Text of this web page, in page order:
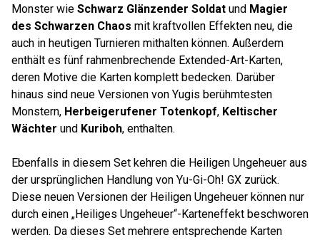
Monster wie Schwarz Glänzender Soldat und Magier
des Schwarzen Chaos mit kraftvollen Effekten neu, die
auch in heutigen Turnieren mithalten können. Außerdem
enthält es fünf rahmenbrechende Extended-Art-Karten,
deren Motive die Karten komplett bedecken. Darüber
hinaus sind neue Versionen von Yugis berühmtesten
Monstern, Herbeigerufener Totenkopf, Keltischer
Wächter und Kuriboh, enthalten.
Ebenfalls in diesem Set kehren die Heiligen Ungeheuer aus
der ursprünglichen Handlung von Yu-Gi-Oh! GX zurück.
Diese neuen Versionen der Heiligen Ungeheuer können nur
durch einen „Heiliges Ungeheuer“-Karteneffekt beschworen
werden. Da dieses Set mehrere entsprechende Karten